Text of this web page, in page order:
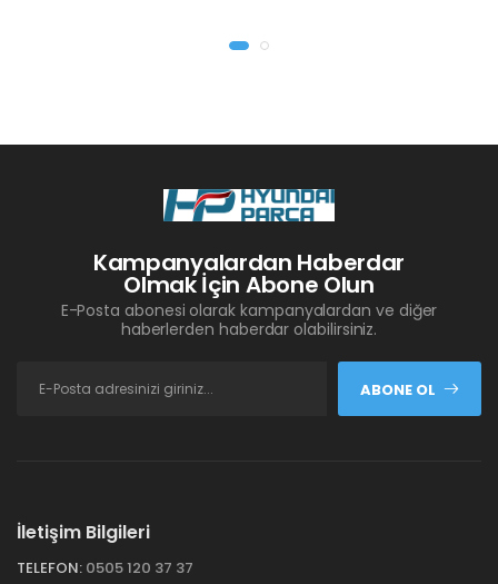
Kampanyalardan Haberdar
Olmak İçin Abone Olun
E-Posta abonesi olarak kampanyalardan ve diğer
haberlerden haberdar olabilirsiniz.
ABONE OL
İletişim Bilgileri
TELEFON: 0505 120 37 37